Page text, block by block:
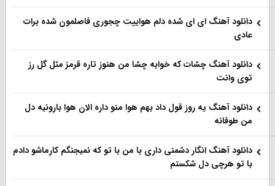
دانلود آهنگ ای ای شده دلم هواییت چجوری فاصلمون شده برات
عادی
دانلود آهنگ چشات که خوابه چشا من هنوز تاره قرمز مثل گل رز
توی وانت
دانلود آهنگ یه روز قول داد بهم هوا منو داره الان هوا بارونیه دل
من طوفانه
دانلود آهنگ انگار دشمنی داری با من با تو که نمیجنگم کارماشو دادم
با تو هرچی دل شکستم